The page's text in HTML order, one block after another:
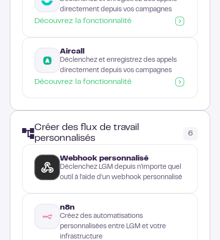
directement depuis vos campagnes
Découvrez la fonctionnalité
Aircall
Déclenchez et enregistrez des appels
directement depuis vos campagnes
Découvrez la fonctionnalité
Créer des flux de travail
personnalisés
6
Webhook personnalisé
Déclenchez LGM depuis n'importe quel
outil à l'aide d'un webhook personnalisé
n8n
Créez des automatisations
personnalisées entre LGM et votre
infrastructure